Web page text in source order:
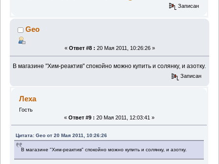
Записан
Geo
« Ответ #8 : 20 Мая 2011, 10:26:26 »
В магазине "Хим-реактив" спокойно можно купить и солянку, и азотку.
Записан
Леха
Гость
« Ответ #9 : 20 Мая 2011, 12:03:41 »
Цитата: Geo от 20 Мая 2011, 10:26:26
В магазине "Хим-реактив" спокойно можно купить и солянку, и азотку.